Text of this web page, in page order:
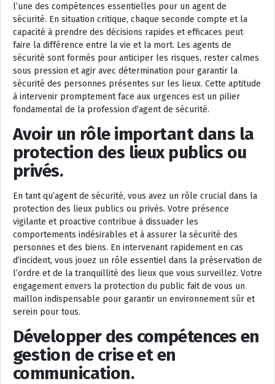
l’une des compétences essentielles pour un agent de
sécurité. En situation critique, chaque seconde compte et la
capacité à prendre des décisions rapides et efficaces peut
faire la différence entre la vie et la mort. Les agents de
sécurité sont formés pour anticiper les risques, rester calmes
sous pression et agir avec détermination pour garantir la
sécurité des personnes présentes sur les lieux. Cette aptitude
à intervenir promptement face aux urgences est un pilier
fondamental de la profession d’agent de sécurité.
Avoir un rôle important dans la
protection des lieux publics ou
privés.
En tant qu’agent de sécurité, vous avez un rôle crucial dans la
protection des lieux publics ou privés. Votre présence
vigilante et proactive contribue à dissuader les
comportements indésirables et à assurer la sécurité des
personnes et des biens. En intervenant rapidement en cas
d’incident, vous jouez un rôle essentiel dans la préservation de
l’ordre et de la tranquillité des lieux que vous surveillez. Votre
engagement envers la protection du public fait de vous un
maillon indispensable pour garantir un environnement sûr et
serein pour tous.
Développer des compétences en
gestion de crise et en
communication.